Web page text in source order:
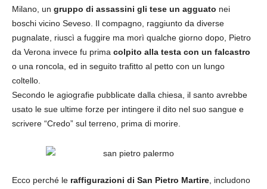
Milano, un gruppo di assassini gli tese un agguato nei
boschi vicino Seveso. Il compagno, raggiunto da diverse
pugnalate, riuscì a fuggire ma morì qualche giorno dopo, Pietro
da Verona invece fu prima colpito alla testa con un falcastro
o una roncola, ed in seguito trafitto al petto con un lungo
coltello.
Secondo le agiografie pubblicate dalla chiesa, il santo avrebbe
usato le sue ultime forze per intingere il dito nel suo sangue e
scrivere “Credo” sul terreno, prima di morire.
Ecco perché le raffigurazioni di San Pietro Martire , includono